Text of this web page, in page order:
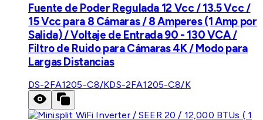
Fuente de Poder Regulada 12 Vcc / 13.5 Vcc /
15 Vcc para 8 Cámaras / 8 Amperes (1 Amp por
Salida) / Voltaje de Entrada 90 - 130 VCA /
Filtro de Ruido para Cámaras 4K / Modo para
Largas Distancias
DS-2FA1205-C8/KDS-2FA1205-C8/K